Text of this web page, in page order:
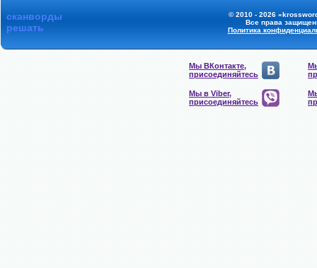
сканворды
решать
© 2010 - 2026
Все права
Политика
Мы ВКонтакте,
присоединяйтесь
Мы в Viber,
присоединяйтесь